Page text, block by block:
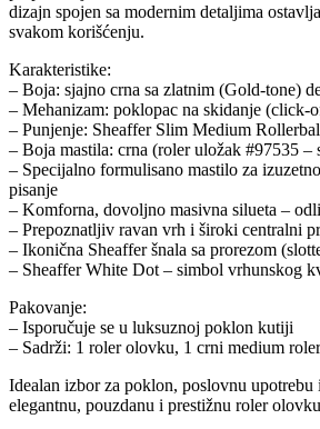
dizajn spojen sa modernim detaljima
svakom korišćenju.
Karakteristike:
– Boja: sjajno crna sa zlatnim (Gold-tone)
– Mehanizam: poklopac na skidanje (click-
– Punjenje: Sheaffer Slim Medium
– Boja mastila: crna (roler uložak #97535 –
– Specijalno formulisano mastilo za
pisanje
– Komforna, dovoljno masivna silueta –
– Prepoznatljiv ravan vrh i široki centralni
– Ikonična Sheaffer šnala sa prorezom
– Sheaffer White Dot – simbol vrhunskog
Pakovanje:
– Isporučuje se u luksuznoj poklon kutiji
– Sadrži: 1 roler olovku, 1 crni medium
Idealan izbor za poklon, poslovnu upotrebu
elegantnu, pouzdanu i prestižnu roler